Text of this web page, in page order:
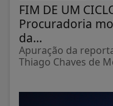
FIM DE UM
Procuradoria
da...
Apuração da
Thiago Chaves de